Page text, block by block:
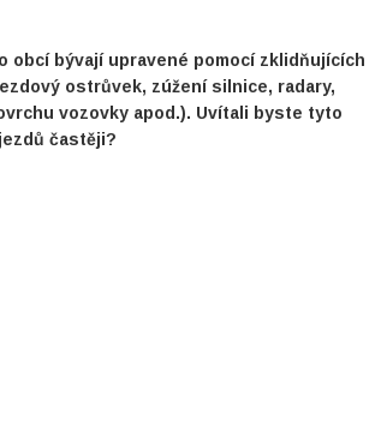
obcí bývají upravené pomocí zklidňujících
ostrůvek, zúžení silnice, radary,
vozovky apod.). Uvítali byste tyto
častěji?